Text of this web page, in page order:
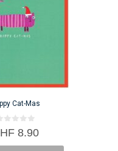
Cat-Mas
8.90